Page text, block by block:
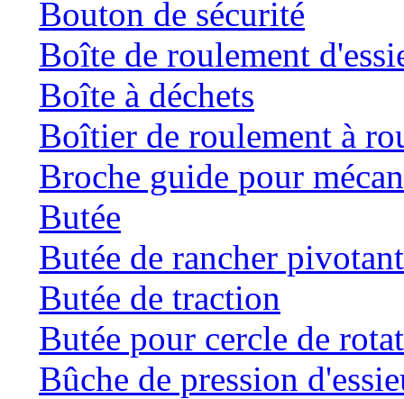
Bouton de sécurité
Boîte de roulement
Boîte à déchets
Boîtier de roulement à
Broche guide pour
Butée
Butée de rancher
Butée de traction
Butée pour cercle de
Bûche de pression